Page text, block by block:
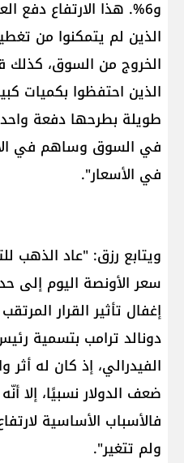
و6%. هذا الارتفاع دفع
الذين لم يتمكنوا من
الخروج من السوق، كذلك
الذين احتفظوا بكميات
طويلة بطرحها دفعة
في السوق وساهم في
في الأسعار".
ويتابع رزق: "عاد الذهب
إغفال تأثير القرار
دونالد ترامب بتسمية
الفيدرالي، إذ كان له
ضعف الدولار نسبيًا، إلا
فالأسباب الأساسية
ولم تتغير".